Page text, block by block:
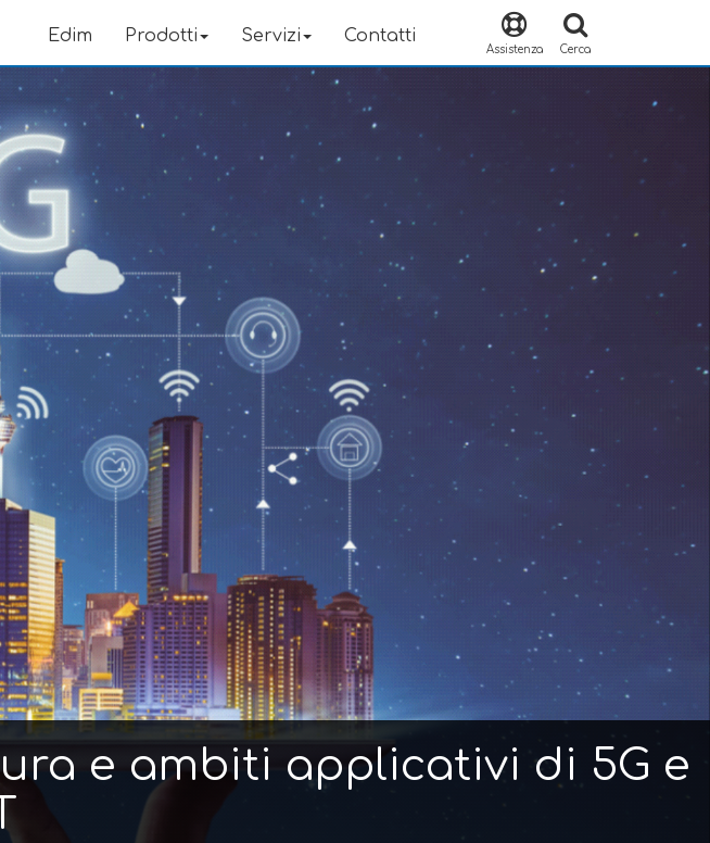
Edim Prodotti Servizi Contatti
Assistenza Cerca
e ambiti applicativi di 5G e